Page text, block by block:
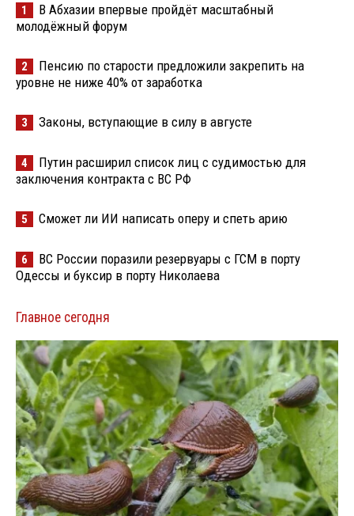
1
В Абхазии впервые пройдёт масштабный
молодёжный форум
2
Пенсию по старости предложили закрепить на
уровне не ниже 40% от заработка
3 Законы, вступающие в силу в августе
4
Путин расширил список лиц с судимостью для
заключения контракта с ВС РФ
5 Сможет ли ИИ написать оперу и спеть арию
6
ВС России поразили резервуары с ГСМ в порту
Одессы и буксир в порту Николаева
Главное сегодня